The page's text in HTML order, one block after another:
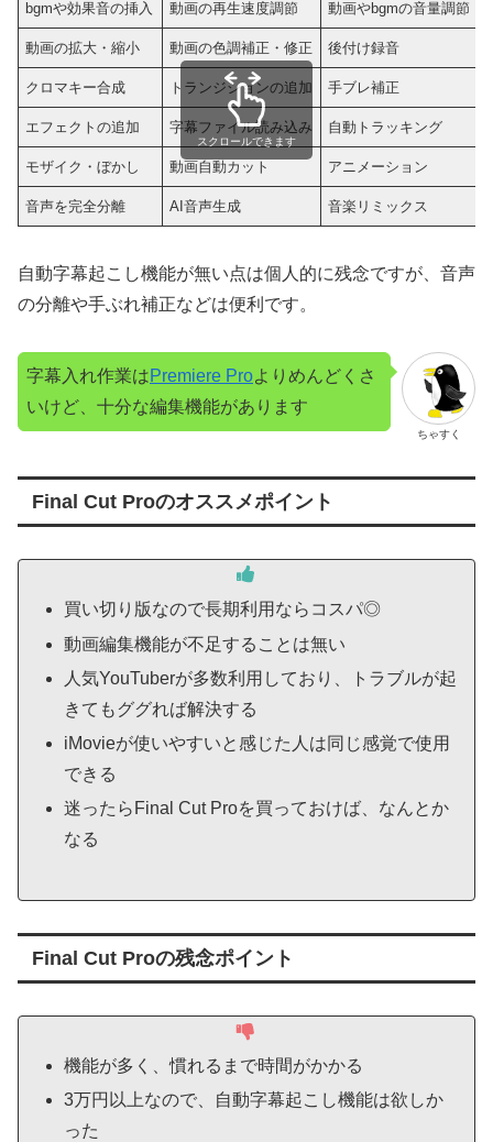
bgmや効果音の挿入 動画の再生速度調節 動画やbgmの音量調節
動画の拡大・縮小 動画の色調補正・修正 後付け録音
クロマキー合成 トランジションの追加 手ブレ補正
エフェクトの追加 字幕ファイル読み込み 自動トラッキング
モザイク・ぼかし 動画自動カット アニメーション
音声を完全分離 AI音声生成 音楽リミックス
スクロールできます
自動字幕起こし機能が無い点は個人的に残念ですが、音声
の分離や手ぶれ補正などは便利です。
ちゃすく
字幕入れ作業はPremiere Proよりめんどくさ
いけど、十分な編集機能があります
Final Cut Proのオススメポイント
買い切り版なので長期利用ならコスパ◎
動画編集機能が不足することは無い
人気YouTuberが多数利用しており、トラブルが起
きてもググれば解決する
iMovieが使いやすいと感じた人は同じ感覚で使用
できる
迷ったらFinal Cut Proを買っておけば、なんとか
なる
Final Cut Proの残念ポイント
機能が多く、慣れるまで時間がかかる
3万円以上なので、自動字幕起こし機能は欲しか
った